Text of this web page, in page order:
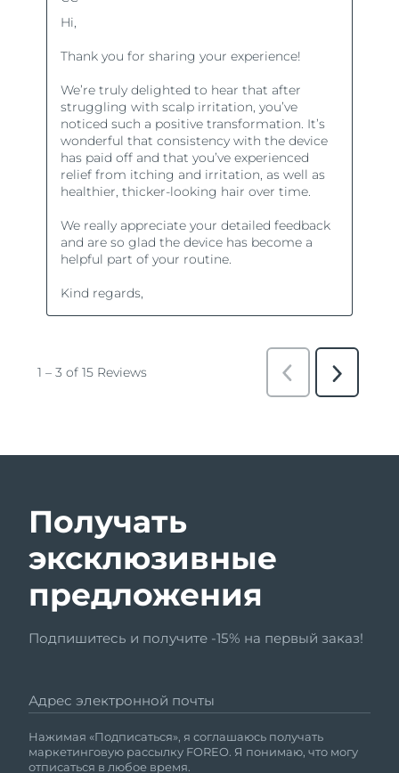
Получать
эксклюзивные
предложения
Подпишитесь и получите -15% на первый заказ!
Адрес электронной почты
Нажимая «Подписаться», я соглашаюсь получать
маркетинговую рассылку FOREO. Я понимаю, что могу
отписаться в любое время.